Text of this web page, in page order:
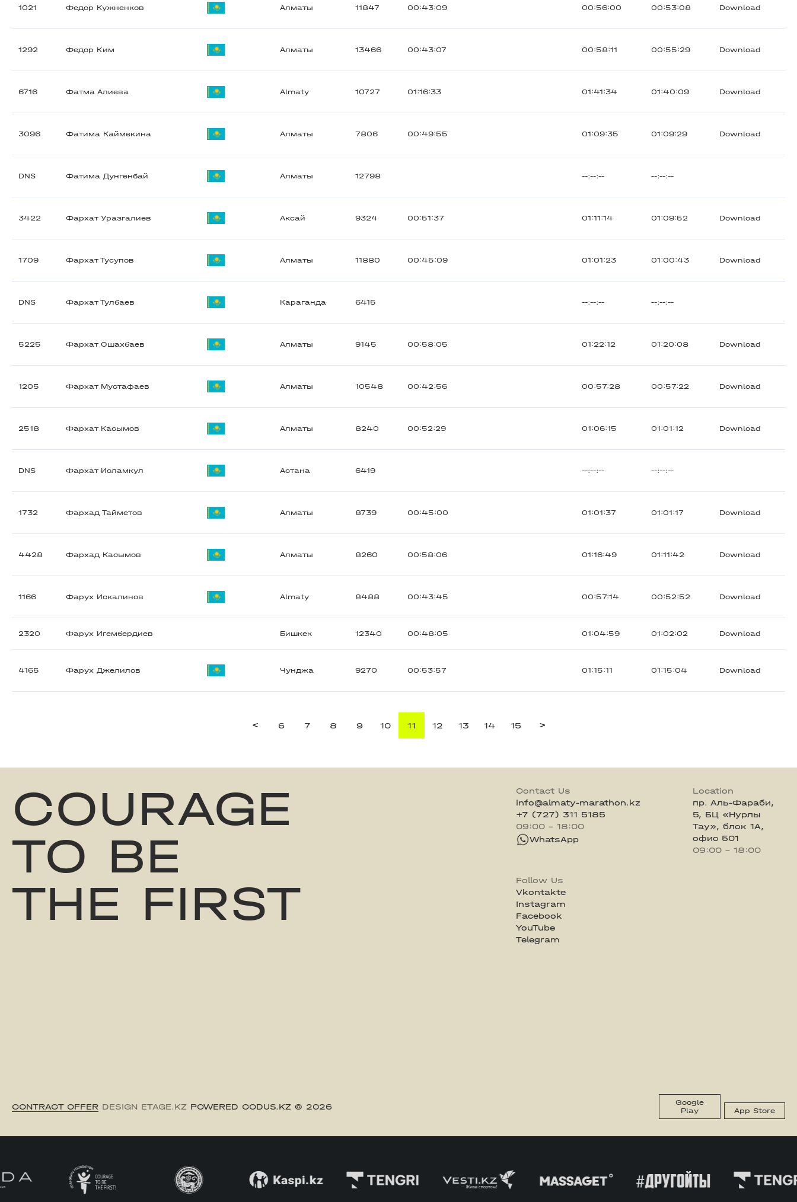
1021 Федор Кужненков Алматы 11847 00:43:09 00:56:00 00:53:08 Download
1292 Федор Ким Алматы 13466 00:43:07 00:58:11 00:55:29 Download
6716 Фатма Алиева Almaty 10727 01:16:33 01:41:34 01:40:09 Download
3096 Фатима Каймекина Алматы 7806 00:49:55 01:09:35 01:09:29 Download
DNS Фатима Дунгенбай Алматы 12798 --:--:-- --:--:--
3422 Фархат Уразгалиев Аксай 9324 00:51:37 01:11:14 01:09:52 Download
1709 Фархат Тусупов Алматы 11880 00:45:09 01:01:23 01:00:43 Download
DNS Фархат Тулбаев Караганда 6415 --:--:-- --:--:--
5225 Фархат Ошахбаев Алматы 9145 00:58:05 01:22:12 01:20:08 Download
1205 Фархат Мустафаев Алматы 10548 00:42:56 00:57:28 00:57:22 Download
2518 Фархат Касымов Алматы 8240 00:52:29 01:06:15 01:01:12 Download
DNS Фархат Исламкул Астана 6419 --:--:-- --:--:--
1732 Фархад Тайметов Алматы 8739 00:45:00 01:01:37 01:01:17 Download
4428 Фархад Касымов Алматы 8260 00:58:06 01:16:49 01:11:42 Download
1166 Фарух Искалинов Almaty 8488 00:43:45 00:57:14 00:52:52 Download
2320 Фарух Игембердиев Бишкек 12340 00:48:05 01:04:59 01:02:02 Download
4165 Фарух Джелилов Чунджа 9270 00:53:57 01:15:11 01:15:04 Download
< 6 7 8 9 10 11 12 13 14 15 >
COURAGE
TO BE
THE FIRST
Contact Us
info@almaty-marathon.kz
+7 (727) 311 5185
09:00 - 18:00
WhatsApp
Location
пр. Аль-Фараби,
5, БЦ «Нурлы
Тау», блок 1А,
офис 501
09:00 - 18:00
Follow Us
Vkontakte
Instagram
Facebook
YouTube
Telegram
CONTRACT OFFER DESIGN ETAGE.KZ POWERED CODUS.KZ © 2026
Google
Play
App Store